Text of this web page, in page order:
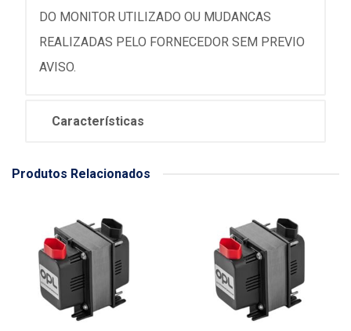
DO MONITOR UTILIZADO OU MUDANCAS
REALIZADAS PELO FORNECEDOR SEM PREVIO
AVISO.
Características
Produtos Relacionados